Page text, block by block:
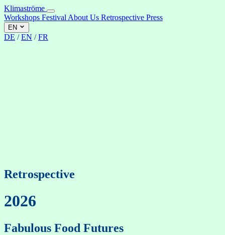
Klimaströme
Workshops Festival About Us Retrospective Press
EN
DE / EN / FR
Retrospective
2026
Fabulous Food Futures